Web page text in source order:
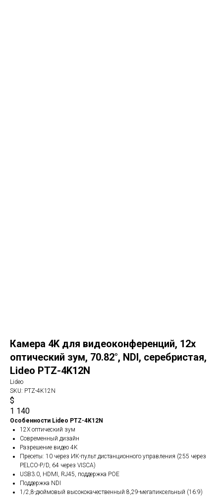
Камера 4K для видеоконференций, 12x
оптический зум, 70.82°, NDI, серебристая,
Lideo PTZ-4K12N
Lideo
SKU: PTZ-4K12N
$
1 140
Особенности Lideo PTZ-4K12N
12X оптический зум
Современный дизайн
Разрешение видео 4K
Пресеты: 10 через ИК-пульт дистанционного управления (255 через
PELCO-P/D, 64 через VISCA)
USB3.0, HDMI, RJ45, поддержка POE
Поддержка NDI
1/2,8-дюймовый высококачественный 8,29-мегапиксельный (16:9)